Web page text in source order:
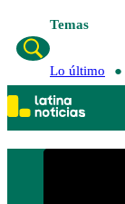
Temas
Lo último